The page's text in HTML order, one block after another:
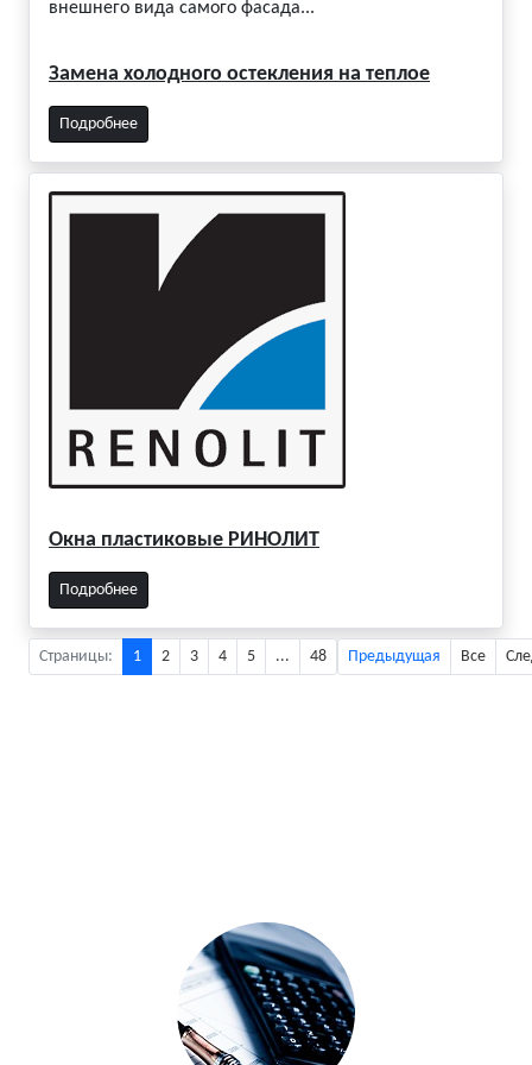
внешнего вида самого фасада...
Замена холодного остекления на теплое
Подробнее
Окна пластиковые РИНОЛИТ
Подробнее
Страницы: 1 2 3 4 5 ... 48 Предыдущая Все